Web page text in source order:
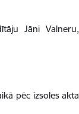
Jāni Valneru,
pēc izsoles akta